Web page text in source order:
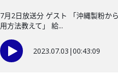
7月2日放送分 ゲスト 「沖縄製粉か
用方法教えて」 給...
2023.07.03 |00:43:09